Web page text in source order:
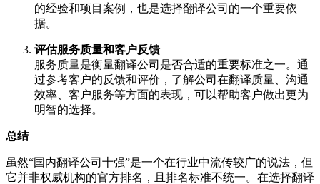
的经验和项目案例，也是选择翻译公司的一个重要依
据。
评估服务质量和客户反馈
服务质量是衡量翻译公司是否合适的重要标准之一。通
过参考客户的反馈和评价，了解公司在翻译质量、沟通
效率、客户服务等方面的表现，可以帮助客户做出更为
明智的选择。
总结
虽然“国内翻译公司十强”是一个在行业中流传较广的说法，但
它并非权威机构的官方排名，且排名标准不统一。在选择翻译